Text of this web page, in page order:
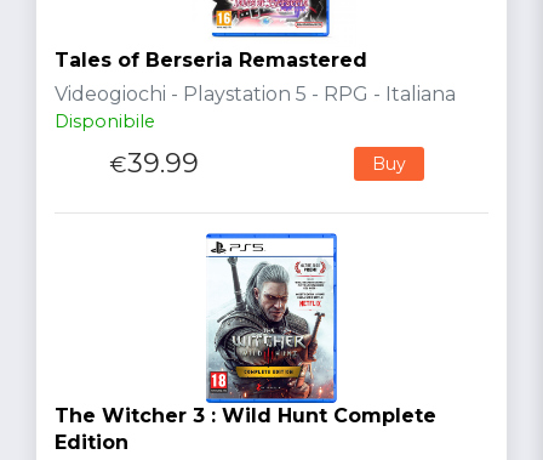
Tales of Berseria Remastered
Videogiochi - Playstation 5 - RPG - Italiana
Disponibile
€39.99 Buy
The Witcher 3 : Wild Hunt Complete
Edition